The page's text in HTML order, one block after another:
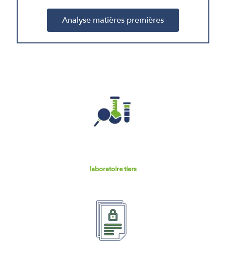
Analyse matières premières
laboratoire tiers